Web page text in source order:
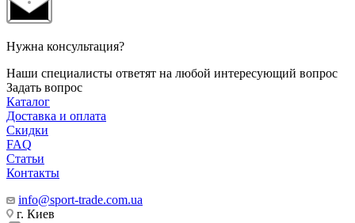
Нужна консультация?
Наши специалисты ответят на любой интересующий вопрос
Задать вопрос
Каталог
Доставка и оплата
Скидки
FAQ
Статьи
Контакты
info@sport-trade.com.ua
г. Киев